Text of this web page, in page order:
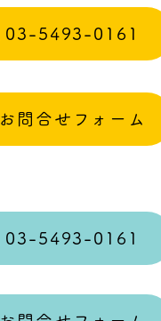
お問合せフォーム
03-5493-0161
03-5493-0161